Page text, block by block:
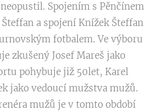
Spojením s Pěnčínem
a spojení Knížek Šteffan
fotbalem. Ve výboru
zkušený Josef Mareš jako
pohybuje již 50let, Karel
jako vedoucí mužstva mužů.
mužů je v tomto období